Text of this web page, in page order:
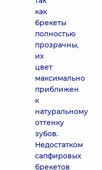
как
брекеты
полностью
прозрачны,
их
цвет
максимально
приближен
к
натуральному
оттенку
зубов.
Недостатком
сапфировых
брекетов